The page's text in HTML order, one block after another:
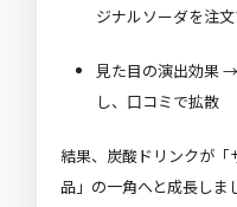
ジナルソーダを注
見た目の演出効果→
し、口コミで拡散
結果、炭酸ドリンクが
品」の一角へと成長しま